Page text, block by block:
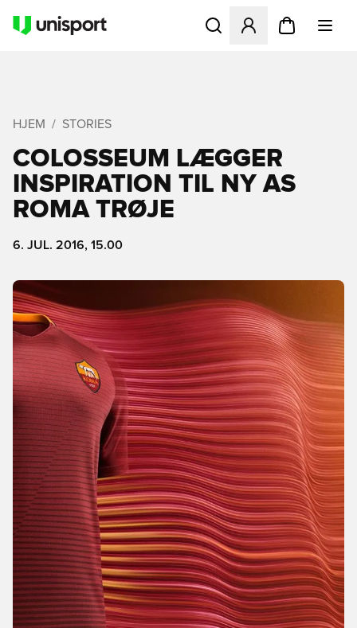
Åbner en Modal til at
HJEM STORIES
COLOSSEUM LÆGGER
INSPIRATION TIL NY AS
ROMA TRØJE
6. JUL. 2016, 15.00